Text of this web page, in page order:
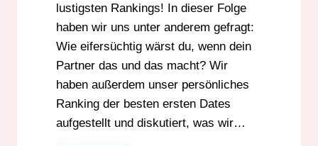
lustigsten Rankings! In dieser Folge
haben wir uns unter anderem gefragt:
Wie eifersüchtig wärst du, wenn dein
Partner das und das macht? Wir
haben außerdem unser persönliches
Ranking der besten ersten Dates
aufgestellt und diskutiert, was wir…